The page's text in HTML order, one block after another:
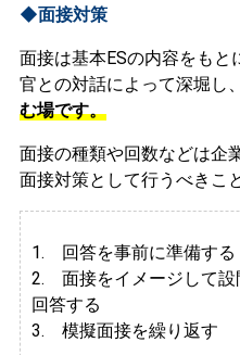
◆面接対策
面接は基本ESの内容をも
官との対話によって深堀し、
む場です。
面接の種類や回数などは企
面接対策として行うべきこ
1. 回答を事前に準備する
2. 面接をイメージして
回答する
3. 模擬面接を繰り返す